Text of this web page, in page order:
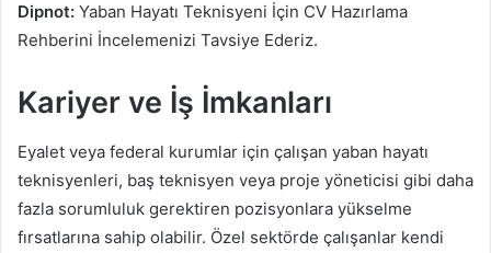
Dipnot: Yaban Hayatı Teknisyeni İçin CV Hazırlama
Rehberini İncelemenizi Tavsiye Ederiz.
Kariyer ve İş İmkanları
Eyalet veya federal kurumlar için çalışan yaban hayatı
teknisyenleri, baş teknisyen veya proje yöneticisi gibi daha
fazla sorumluluk gerektiren pozisyonlara yükselme
fırsatlarına sahip olabilir. Özel sektörde çalışanlar kendi